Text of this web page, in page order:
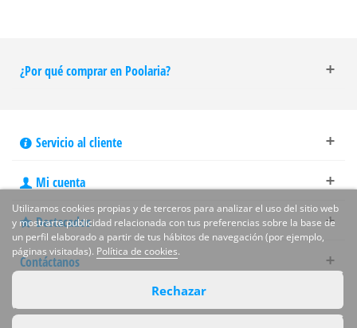
¿Por qué comprar en Poolaria?
Servicio al cliente
Mi cuenta
Destacados
Contáctanos
Utilizamos cookies propias y de terceros para analizar el uso del sitio web
y mostrarte publicidad relacionada con tus preferencias sobre la base de
un perfil elaborado a partir de tus hábitos de navegación (por ejemplo,
páginas visitadas). Política de cookies.
Rechazar